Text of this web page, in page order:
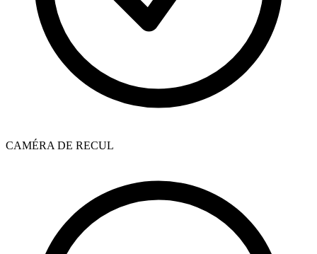
CAMÉRA DE RECUL